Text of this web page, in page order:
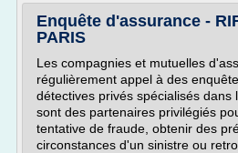
Enquête d'assurance -
PARIS
Les compagnies et mutuelles
régulièrement appel à des
détectives privés spécialisés dans
sont des partenaires privilégiés
tentative de fraude, obtenir des
circonstances d'un sinistre ou